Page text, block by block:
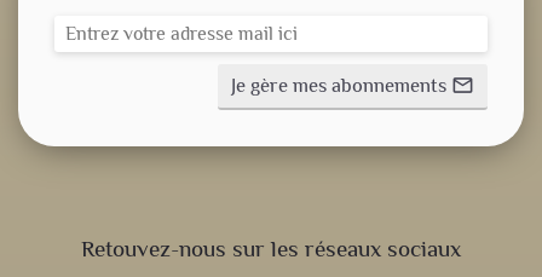
Retouvez-nous sur les réseaux sociaux
Je gère mes abonnements mail_outline